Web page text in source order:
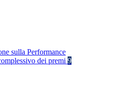
sulla Performance
dei premi 9